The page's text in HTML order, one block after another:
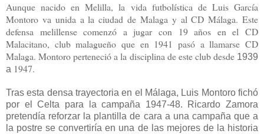
Aunque nacido en Melilla, la vida futbolística de Luis García
Montoro va unida a la ciudad de Malaga y al CD Málaga. Este
defensa melillense comenzó a jugar con 19 años en el CD
Malacitano, club malagueño que en 1941 pasó a llamarse CD
Malaga. Montoro perteneció a la disciplina de este club desde 1939
a 1947.
Tras esta densa trayectoria en el Málaga, Luis Montoro fichó
por el Celta para la campaña 1947-48. Ricardo Zamora
pretendía reforzar la plantilla de cara a una campaña que a
la postre se convertiría en una de las mejores de la historia